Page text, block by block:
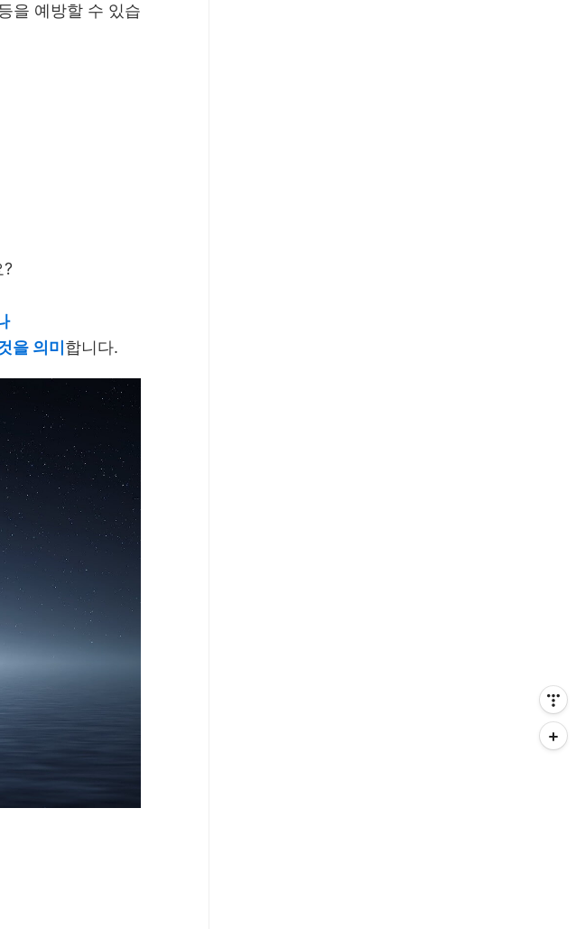
을 예방할 수 있습
을 의미 합니다.